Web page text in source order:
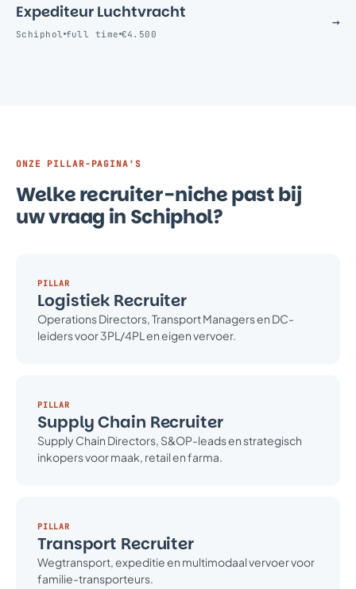
Expediteur Luchtvracht
Schiphol full time €4.500
→
ONZE PILLAR-PAGINA'S
Welke recruiter-niche past bij
uw vraag in Schiphol?
PILLAR
Logistiek Recruiter
Operations Directors, Transport Managers en DC-
leiders voor 3PL/4PL en eigen vervoer.
PILLAR
Supply Chain Recruiter
Supply Chain Directors, S&OP-leads en strategisch
inkopers voor maak, retail en farma.
PILLAR
Transport Recruiter
Wegtransport, expeditie en multimodaal vervoer voor
familie-transporteurs.